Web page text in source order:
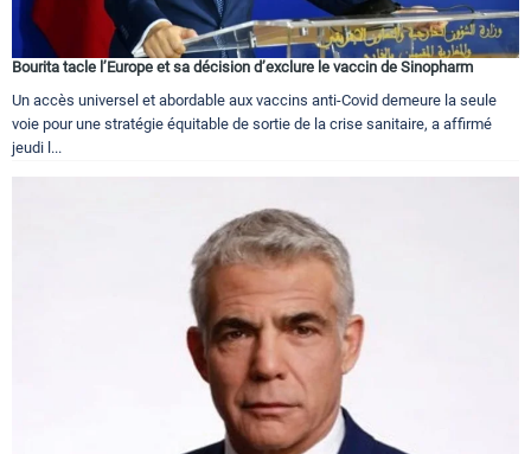
Bourita tacle l’Europe et sa décision d’exclure le vaccin de Sinopharm
Un accès universel et abordable aux vaccins anti-Covid demeure la seule
voie pour une stratégie équitable de sortie de la crise sanitaire, a affirmé
jeudi l...